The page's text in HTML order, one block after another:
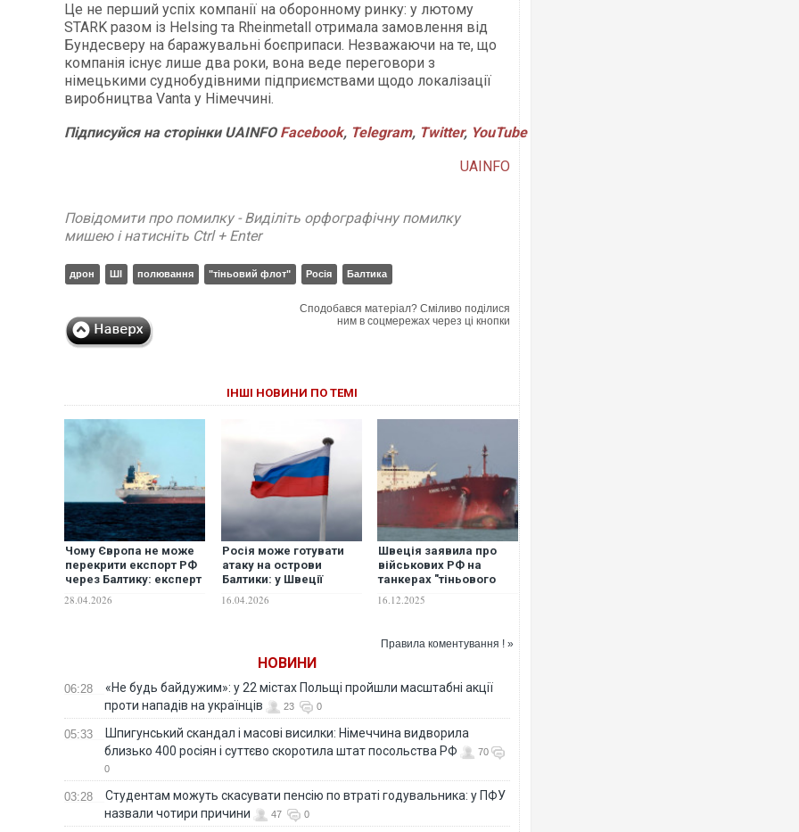
Це не перший успіх компанії на оборонному ринку: у лютому
STARK разом із Helsing та Rheinmetall отримала замовлення від
Бундесверу на баражувальні боєприпаси. Незважаючи на те, що
компанія існує лише два роки, вона веде переговори з
німецькими суднобудівними підприємствами щодо локалізації
виробництва Vanta у Німеччині.
ПідписуйсянасторінкиUAINFO Facebook, Telegram, Twitter, YouTube
UAINFO
Повідомити про помилку - Виділіть орфографічну помилку
мишею і натисніть Ctrl + Enter
дрон ШІ полювання "тіньовий флот" Росія Балтика
Сподобався матеріал? Сміливо поділися
ним в соцмережах через ці кнопки
ІНШІ НОВИНИ ПО ТЕМІ
Чому Європа не може
перекрити експорт РФ
через Балтику: експерт
28.04.2026
Росія може готувати
атаку на острови
Балтики: у Швеції
16.04.2026
Швеція заявила про
військових РФ на
танкерах "тіньового
16.12.2025
Правила коментування ! »
НОВИНИ
06:28
«Не будь байдужим»: у 22 містах Польщі пройшли масштабні акції
проти нападів на українців
23 0
05:33
Шпигунський скандал і масові висилки: Німеччина видворила
близько 400 росіян і суттєво скоротила штат посольства РФ
70
0
03:28
Студентам можуть скасувати пенсію по втраті годувальника: у ПФУ
назвали чотири причини
47 0